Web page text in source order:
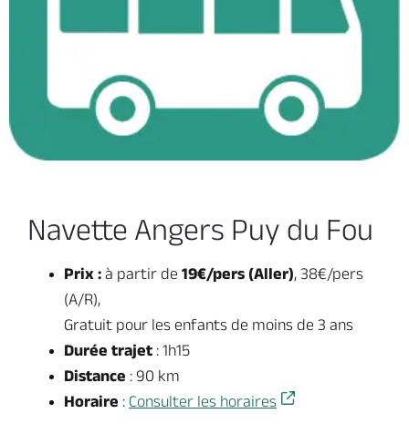
Navette Angers Puy du Fou
Prix : à partir de 19€/pers (Aller), 38€/pers
(A/R),
Gratuit pour les enfants de moins de 3 ans
Durée trajet : 1h15
Distance : 90 km
Horaire : Consulter les horaires